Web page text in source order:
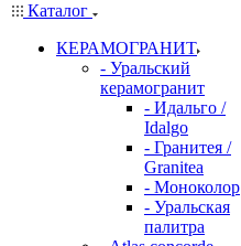
Каталог
КЕРАМОГРАНИТ
- Уральский
керамогранит
- Идальго /
Idalgo
- Гранитея /
Granitea
- Моноколор
- Уральская
палитра